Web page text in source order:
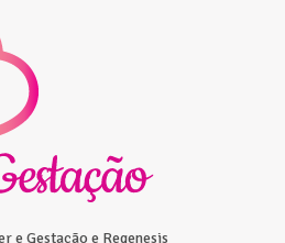
e Gestação e Regenesis